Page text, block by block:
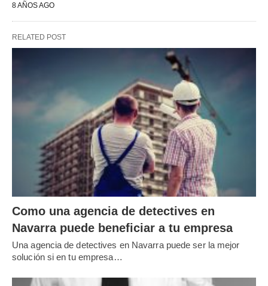
8 AÑOS AGO
RELATED POST
Como una agencia de detectives en
Navarra puede beneficiar a tu empresa
Una agencia de detectives en Navarra puede ser la mejor
solución si en tu empresa…